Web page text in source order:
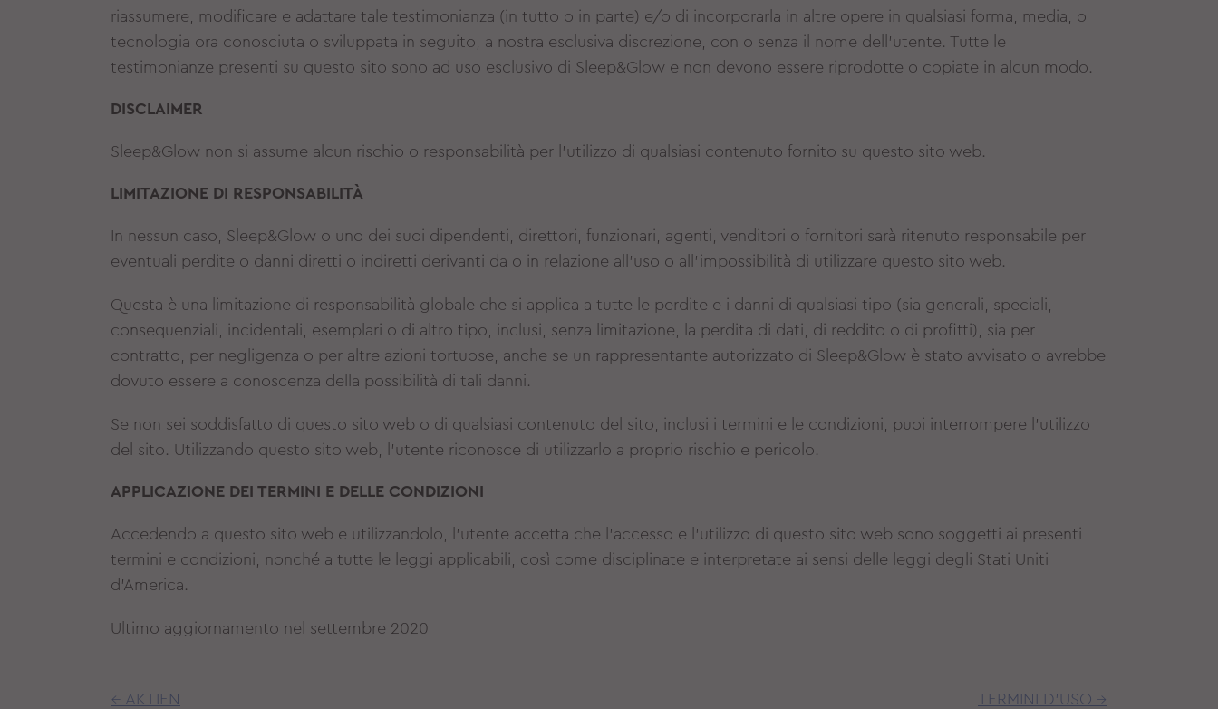
riassumere, modificare e adattare tale testimonianza (in tutto o in parte) e/o di incorporarla in altre opere in qualsiasi forma, media, o
tecnologia ora conosciuta o sviluppata in seguito, a nostra esclusiva discrezione, con o senza il nome dell'utente. Tutte le
testimonianze presenti su questo sito sono ad uso esclusivo di Sleep&Glow e non devono essere riprodotte o copiate in alcun modo.
DISCLAIMER
Sleep&Glow non si assume alcun rischio o responsabilità per l'utilizzo di qualsiasi contenuto fornito su questo sito web.
LIMITAZIONE DI RESPONSABILITÀ
In nessun caso, Sleep&Glow o uno dei suoi dipendenti, direttori, funzionari, agenti, venditori o fornitori sarà ritenuto responsabile per
eventuali perdite o danni diretti o indiretti derivanti da o in relazione all'uso o all'impossibilità di utilizzare questo sito web.
Questa è una limitazione di responsabilità globale che si applica a tutte le perdite e i danni di qualsiasi tipo (sia generali, speciali,
consequenziali, incidentali, esemplari o di altro tipo, inclusi, senza limitazione, la perdita di dati, di reddito o di profitti), sia per
contratto, per negligenza o per altre azioni tortuose, anche se un rappresentante autorizzato di Sleep&Glow è stato avvisato o avrebbe
dovuto essere a conoscenza della possibilità di tali danni.
Se non sei soddisfatto di questo sito web o di qualsiasi contenuto del sito, inclusi i termini e le condizioni, puoi interrompere l'utilizzo
del sito. Utilizzando questo sito web, l'utente riconosce di utilizzarlo a proprio rischio e pericolo.
APPLICAZIONE DEI TERMINI E DELLE CONDIZIONI
Accedendo a questo sito web e utilizzandolo, l'utente accetta che l'accesso e l'utilizzo di questo sito web sono soggetti ai presenti
termini e condizioni, nonché a tutte le leggi applicabili, così come disciplinate e interpretate ai sensi delle leggi degli Stati Uniti
d'America.
Ultimo aggiornamento nel settembre 2020
← AKTIEN TERMINI D'USO →